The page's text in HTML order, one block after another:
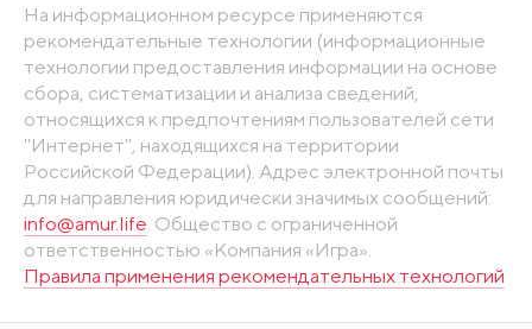
На информационном ресурсе применяются
рекомендательные технологии (информационные
технологии предоставления информации на основе
сбора, систематизации и анализа сведений,
относящихся к предпочтениям пользователей сети
"Интернет", находящихся на территории
Российской Федерации). Адрес электронной почты
для направления юридически значимых сообщений:
info@amur.life . Общество с ограниченной
ответственностью «Компания «Игра».
Правила применения рекомендательных технологий